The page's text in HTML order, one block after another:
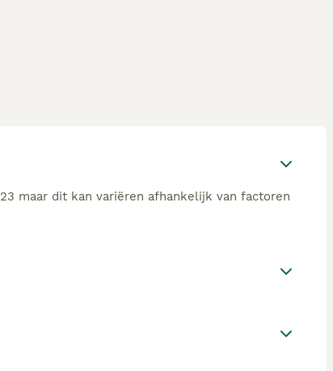
maar dit kan variëren afhankelijk van factoren